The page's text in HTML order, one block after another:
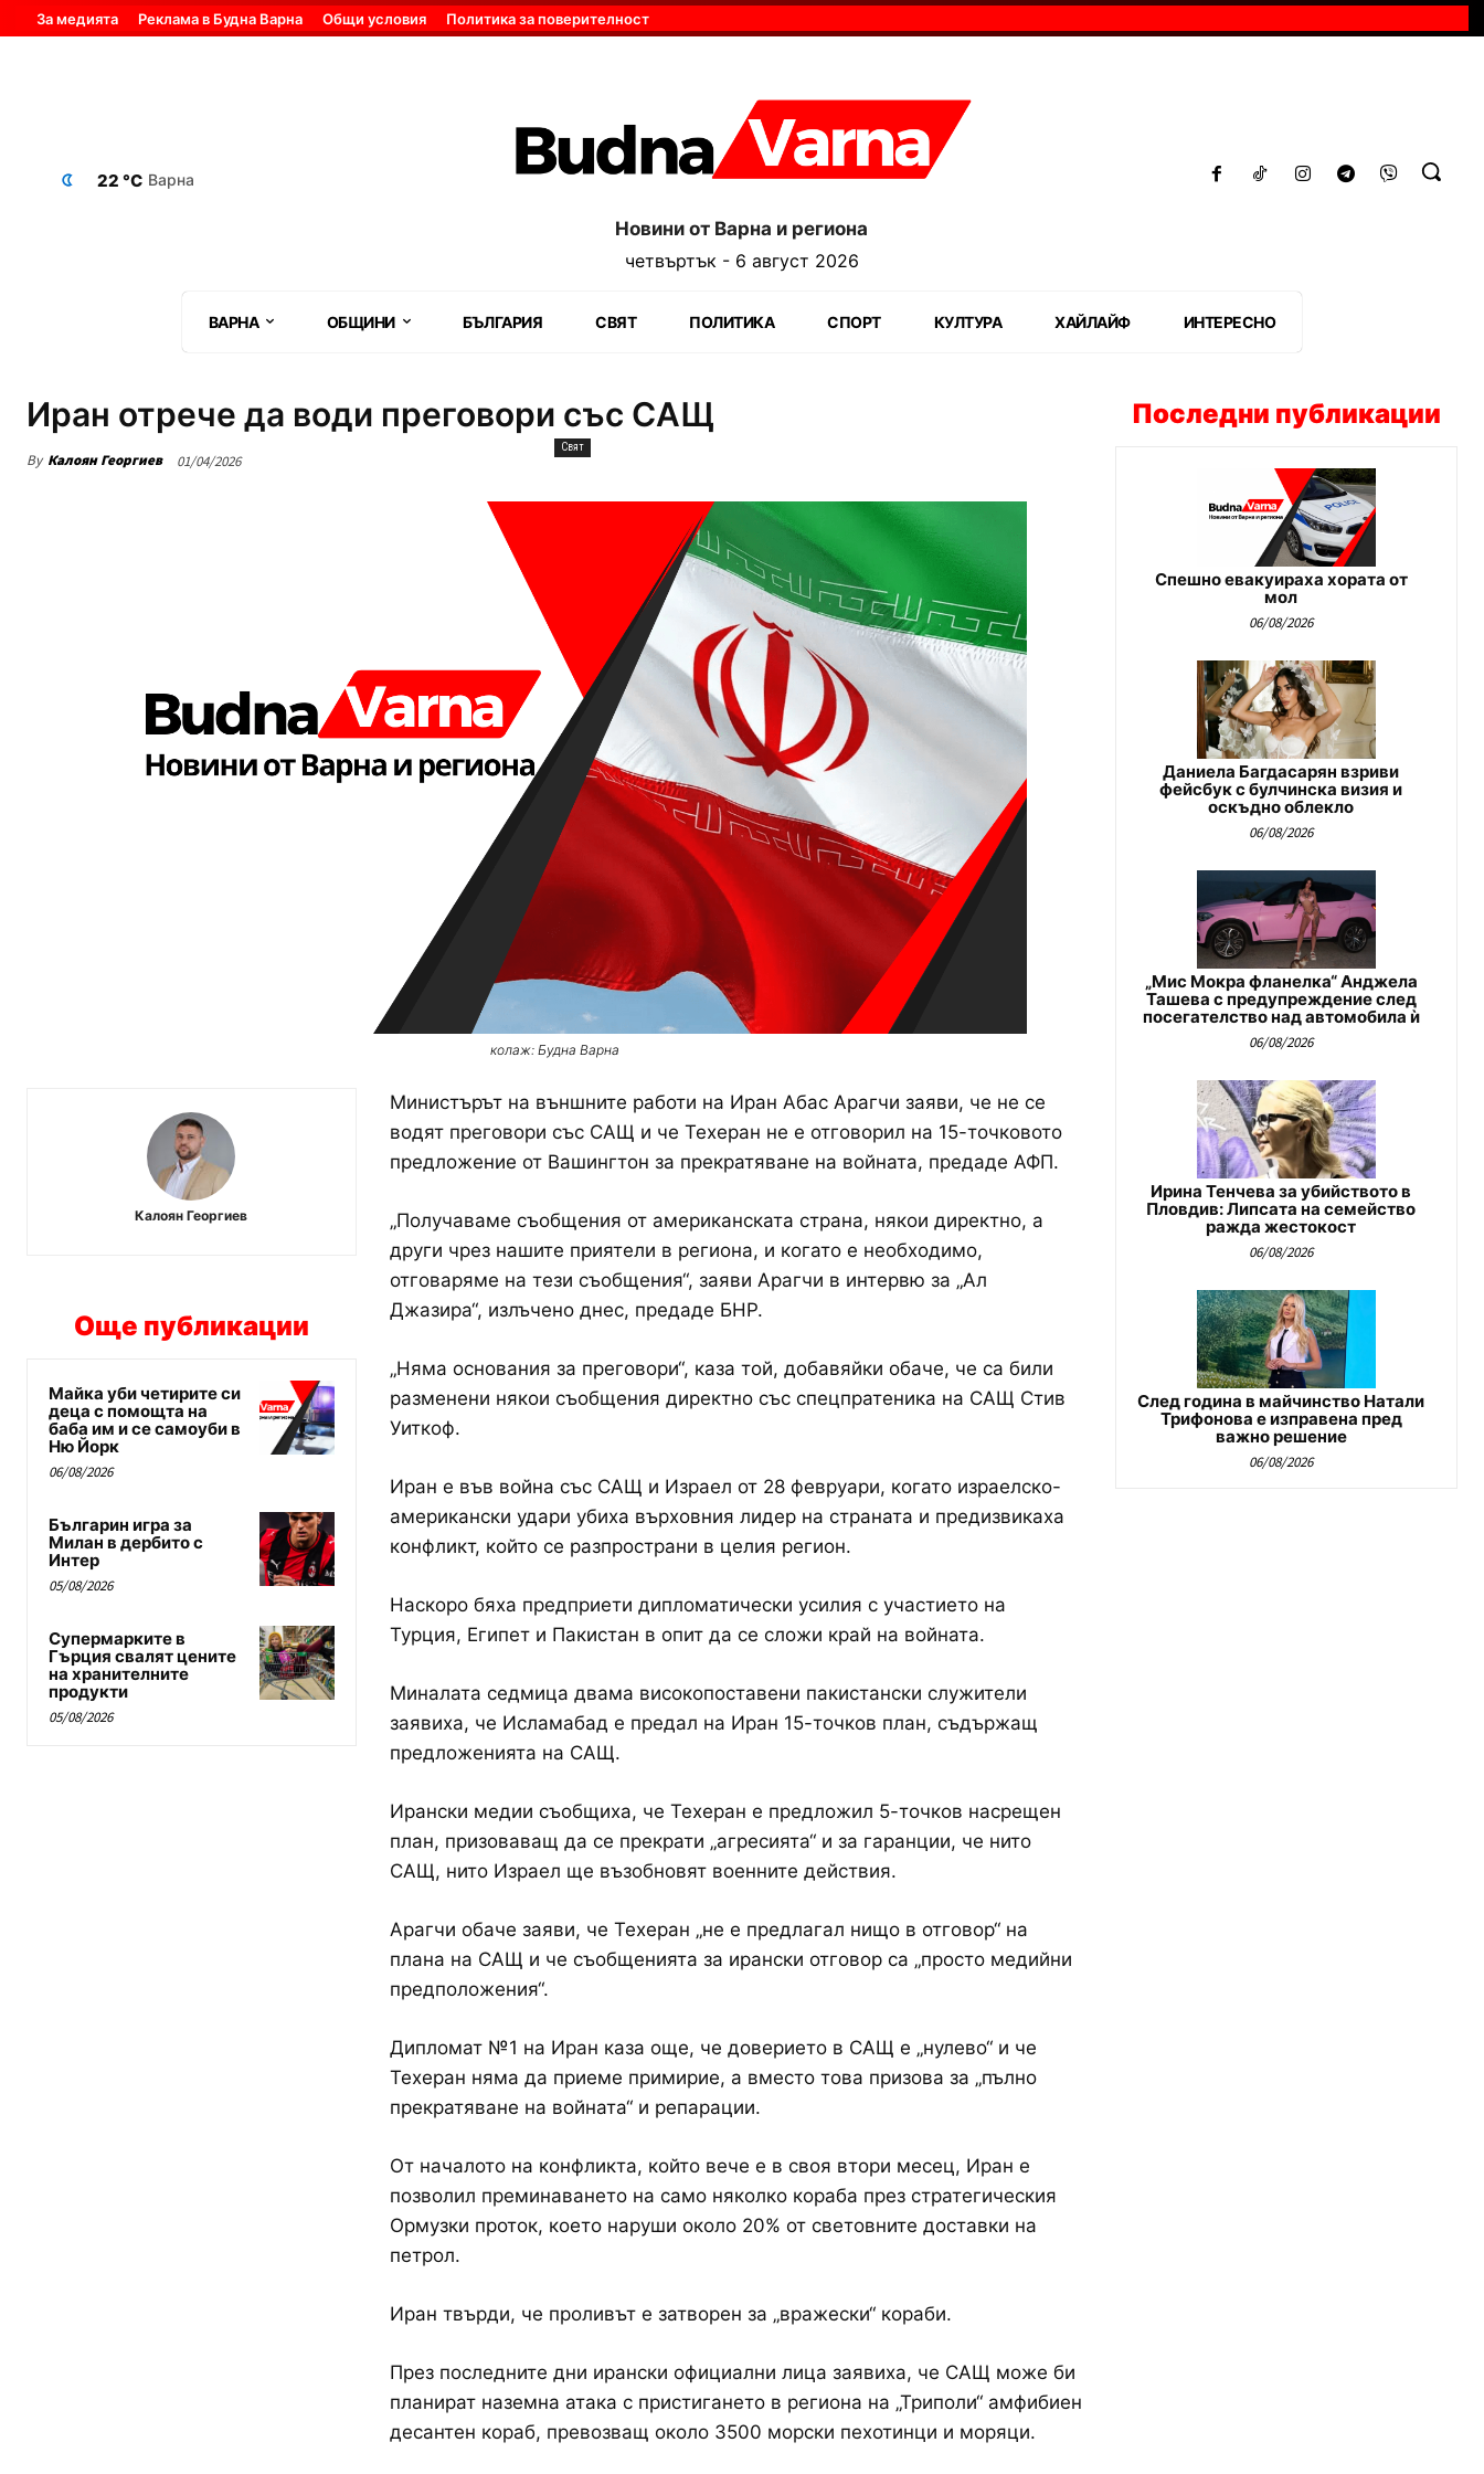
За медията Реклама в Будна Варна Общи условия Политика за поверителност
22 °C Варна
Новини от Варна и региона
четвъртък - 6 август 2026
ВАРНА ОБЩИНИ БЪЛГАРИЯ СВЯТ ПОЛИТИКА СПОРТ КУЛТУРА ХАЙЛАЙФ ИНТЕРЕСНО
Иран отрече да води преговори със САЩ
By Калоян Георгиев 01/04/2026
Свят
колаж: Будна Варна
Калоян Георгиев
Още публикации
Майка уби четирите си
деца с помощта на
баба им и се самоуби в
Ню Йорк
06/08/2026
Българин игра за
Милан в дербито с
Интер
05/08/2026
Супермарките в
Гърция свалят цените
на хранителните
продукти
05/08/2026
Министърът на външните работи на Иран Абас Арагчи заяви, че не се
водят преговори със САЩ и че Техеран не е отговорил на 15-точковото
предложение от Вашингтон за прекратяване на войната, предаде АФП.
„Получаваме съобщения от американската страна, някои директно, а
други чрез нашите приятели в региона, и когато е необходимо,
отговаряме на тези съобщения“, заяви Арагчи в интервю за „Ал
Джазира“, излъчено днес, предаде БНР.
„Няма основания за преговори“, каза той, добавяйки обаче, че са били
разменени някои съобщения директно със спецпратеника на САЩ Стив
Уиткоф.
Иран е във война със САЩ и Израел от 28 февруари, когато израелско-
американски удари убиха върховния лидер на страната и предизвикаха
конфликт, който се разпространи в целия регион.
Наскоро бяха предприети дипломатически усилия с участието на
Турция, Египет и Пакистан в опит да се сложи край на войната.
Миналата седмица двама високопоставени пакистански служители
заявиха, че Исламабад е предал на Иран 15-точков план, съдържащ
предложенията на САЩ.
Ирански медии съобщиха, че Техеран е предложил 5-точков насрещен
план, призоваващ да се прекрати „агресията“ и за гаранции, че нито
САЩ, нито Израел ще възобновят военните действия.
Арагчи обаче заяви, че Техеран „не е предлагал нищо в отговор“ на
плана на САЩ и че съобщенията за ирански отговор са „просто медийни
предположения“.
Дипломат №1 на Иран каза още, че доверието в САЩ е „нулево“ и че
Техеран няма да приеме примирие, а вместо това призова за „пълно
прекратяване на войната“ и репарации.
От началото на конфликта, който вече е в своя втори месец, Иран е
позволил преминаването на само няколко кораба през стратегическия
Ормузки проток, което наруши около 20% от световните доставки на
петрол.
Иран твърди, че проливът е затворен за „вражески“ кораби.
През последните дни ирански официални лица заявиха, че САЩ може би
планират наземна атака с пристигането в региона на „Триполи“ амфибиен
десантен кораб, превозващ около 3500 морски пехотинци и моряци.
Последни публикации
Спешно евакуираха хората от
мол
06/08/2026
Даниела Багдасарян взриви
фейсбук с булчинска визия и
оскъдно облекло
06/08/2026
„Мис Мокра фланелка“ Анджела
Ташева с предупреждение след
посегателство над автомобила ѝ
06/08/2026
Ирина Тенчева за убийството в
Пловдив: Липсата на семейство
ражда жестокост
06/08/2026
След година в майчинство Натали
Трифонова е изправена пред
важно решение
06/08/2026